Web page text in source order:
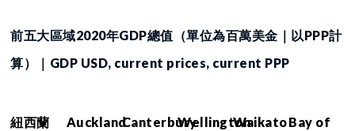
前五大區域2020年GDP總值（單位為百萬美金｜以PPP計
算）｜GDP USD, current prices, current PPP
紐西蘭 AucklandCanterburyWellingtonWaikatoBay of